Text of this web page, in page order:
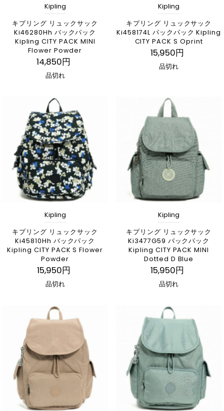
Kipling
キプリング リュックサック
Ki46280Hh バックパック
Kipling CITY PACK MINI
Flower Powder
14,850円
品切れ
Kipling
キプリング リュックサック
Ki458174L バックパック Kipling
CITY PACK S Oprint
15,950円
品切れ
Kipling
キプリング リュックサック
Ki45810Hh バックパック
Kipling CITY PACK S Flower
Powder
15,950円
品切れ
Kipling
キプリング リュックサック
Ki3477G59 バックパック
Kipling CITY PACK MINI
Dotted D Blue
15,950円
品切れ